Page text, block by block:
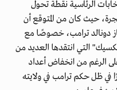
الرئاسية نقطة تحول
حيث كان من المتوقع أن
دونالد ترامب، خصوصًا مع
التي انتقدها العديد من
الرغم من انخفاض أعداد
في ظل حكم ترامب في ولايته